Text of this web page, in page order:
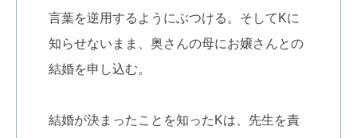
言葉を逆用するようにぶつける。そしてKに
知らせないまま、奥さんの母にお嬢さんとの
結婚を申し込む。
結婚が決まったことを知ったKは、先生を責